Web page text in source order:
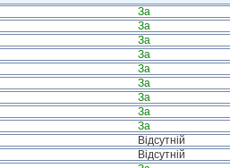
За
За
За
За
За
За
За
За
За
Відсутній
Відсутній